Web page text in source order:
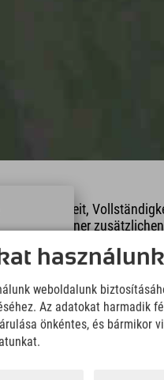
die Richtigkeit,
einer
KML Download
weboldalunk
Az adatokat harmadik
önkéntes, és bármikor